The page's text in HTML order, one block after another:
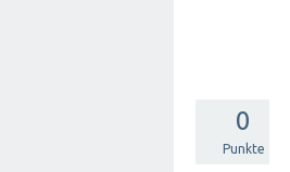
0
Punkte